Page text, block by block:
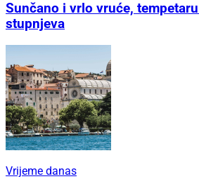
Sunčano i vrlo vruće,
stupnjeva
Vrijeme danas